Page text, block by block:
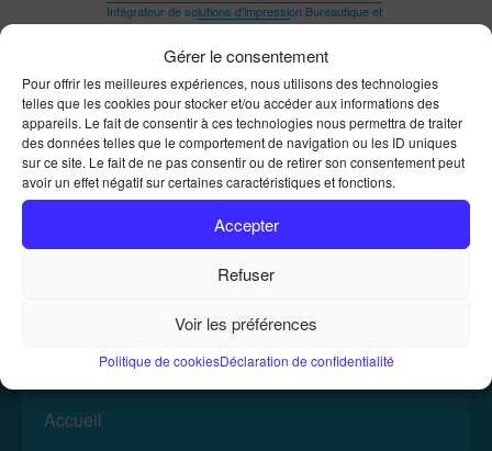
Gérer le consentement
Pour offrir les meilleures expériences, nous utilisons des technologies
telles que les cookies pour stocker et/ou accéder aux informations des
appareils. Le fait de consentir à ces technologies nous permettra de traiter
des données telles que le comportement de navigation ou les ID uniques
sur ce site. Le fait de ne pas consentir ou de retirer son consentement peut
avoir un effet négatif sur certaines caractéristiques et fonctions.
Accepter
Refuser
Voir les préférences
Politique de cookiesDéclaration de confidentialité
Intégrateur de solutions d'impression Bureautique et
DTF à la Réunion
Location de photocopieurs et
imprimantes
Location de photocopieurs et imprimantes
Accueil